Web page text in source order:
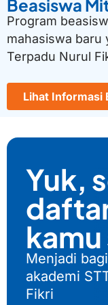
Beasiswa
Program
mahasiswa baru
Terpadu Nurul
Lihat Informasi
Yuk,
Menjadi
akademi
Fikri